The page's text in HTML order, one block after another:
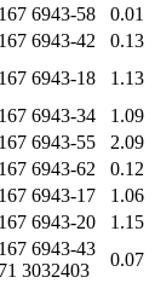
6943-58 0.01
6943-42 0.13
6943-18 1.13
6943-34 1.09
6943-55 2.09
6943-62 0.12
6943-17 1.06
6943-20 1.15
6943-43
3032403
0.07